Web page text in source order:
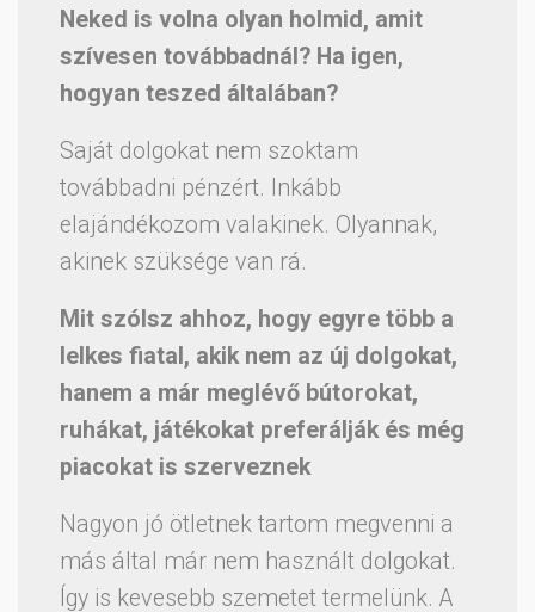
Neked is volna olyan holmid, amit
szívesen továbbadnál? Ha igen,
hogyan teszed általában?
Saját dolgokat nem szoktam
továbbadni pénzért. Inkább
elajándékozom valakinek. Olyannak,
akinek szüksége van rá.
Mit szólsz ahhoz, hogy egyre több a
lelkes fiatal, akik nem az új dolgokat,
hanem a már meglévő bútorokat,
ruhákat, játékokat preferálják és még
piacokat is szerveznek
Nagyon jó ötletnek tartom megvenni a
más által már nem használt dolgokat.
Így is kevesebb szemetet termelünk. A